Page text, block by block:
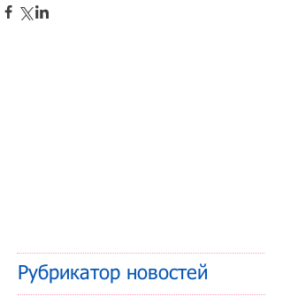
Рубрикатор новостей